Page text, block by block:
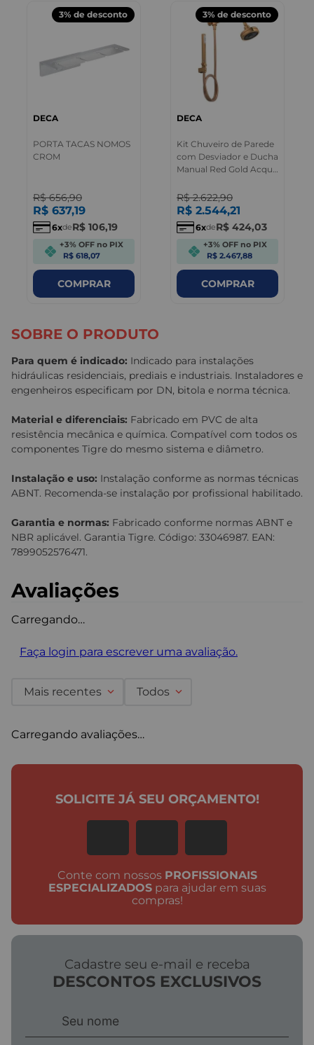
3% de desconto
DECA
PORTA TACAS NOMOS
CROM
R$ 656,90
R$ 637,19
6 deR$ 106,19
+3% OFF no PIX
R$ 618,07
COMPRAR
3% de desconto
DECA
Kit Chuveiro de Parede
com Desviador e Ducha
Manual Red Gold Acqua
R$ 2.622,90
R$ 2.544,21
6 deR$ 424,03
+3% OFF no PIX
R$ 2.467,88
COMPRAR
SOBRE O PRODUTO
Para quem é indicado: Indicado para instalações
hidráulicas residenciais, prediais e industriais. Instaladores e
engenheiros especificam por DN, bitola e norma técnica.
Material e diferenciais: Fabricado em PVC de alta
resistência mecânica e química. Compatível com todos os
componentes Tigre do mesmo sistema e diâmetro.
Instalação e uso: Instalação conforme as normas técnicas
ABNT. Recomenda-se instalação por profissional habilitado.
Garantia e normas: Fabricado conforme normas ABNT e
NBR aplicável. Garantia Tigre. Código: 33046987. EAN:
7899052576471.
Avaliações
Carregando…
Faça login para escrever uma avaliação.
Mais recentes Todos
Carregando avaliações…
Conte com nossos PROFISSIONAIS
ESPECIALIZADOSpara ajudar em suas
compras!
SOLICITE JÁ SEU ORÇAMENTO!
Cadastre seu e-mail e receba
DESCONTOS EXCLUSIVOS